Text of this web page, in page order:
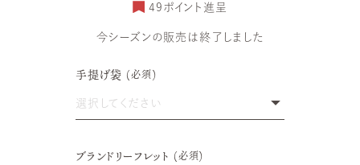
49 ポイント進呈
今シーズンの販売は終了しました
手提げ袋 (必須)
選択してください
ブランドリーフレット (必須)